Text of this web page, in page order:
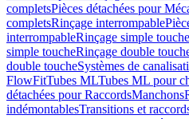
completsPièces détachées pour
completsRinçage interrompable
interrompableRinçage simple touche
simple toucheRinçage double
double toucheSystèmes de
FlowFitTubes MLTubes ML pour
détachées pour RaccordsManchons
indémontablesTransitions et